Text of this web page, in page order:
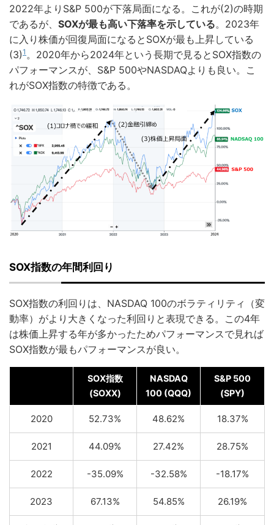
2022年よりS&P 500が下落局面になる。これが(2)の時期
であるが、 SOXが最も高い下落率を示している。2023年
に入り株価が回復局面になるとSOXが最も上昇している
(3)1 。2020年から2024年という長期で見るとSOX指数の
パフォーマンスが、S&P 500やNASDAQよりも良い。こ
れがSOX指数の特徴である。
SOX指数の年間利回り
SOX指数の利回りは、NASDAQ 100のボラティリティ（変
動率）がより大きくなった利回りと表現できる。この4年
は株価上昇する年が多かったためパフォーマンスで見れば
SOX指数が最もパフォーマンスが良い。
SOX指数
(SOXX)
NASDAQ
100 (QQQ)
S&P 500
(SPY)
2020 52.73% 48.62% 18.37%
2021 44.09% 27.42% 28.75%
2022 -35.09% -32.58% -18.17%
2023 67.13% 54.85% 26.19%